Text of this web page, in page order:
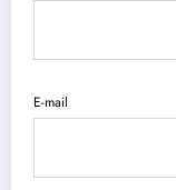
E-mail